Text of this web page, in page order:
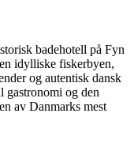
badehotell på Fyn
idylliske fiskerbyen,
og autentisk dansk
og den
av Danmarks mest